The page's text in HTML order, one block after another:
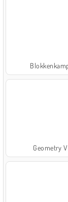
Geometry